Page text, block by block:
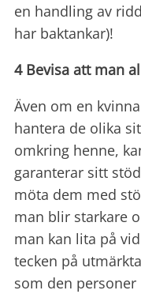
en handling av
har baktankar)!
4 Bevisa att man
Även om en
hantera de olika
omkring henne,
garanterar sitt
möta dem med
man blir starkare
man kan lita på
tecken på
som den personer